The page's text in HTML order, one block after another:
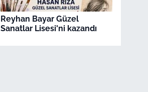
Reyhan Bayar Güzel
Sanatlar Lisesi'ni kazandı